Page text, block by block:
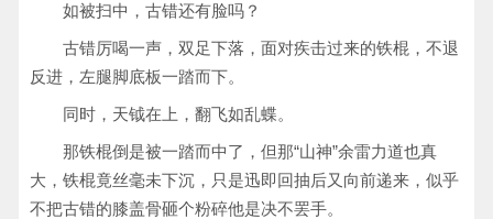
如被扫中，古错还有脸吗？
古错厉喝一声，双足下落，面对疾击过来的铁棍，不退
反进，左腿脚底板一踏而下。
同时，天钺在上，翻飞如乱蝶。
那铁棍倒是被一踏而中了，但那“山神”余雷力道也真
大，铁棍竟丝毫未下沉，只是迅即回抽后又向前递来，似乎
不把古错的膝盖骨砸个粉碎他是决不罢手。